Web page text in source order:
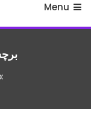
Menu